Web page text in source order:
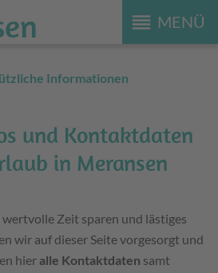
reorder MENÜ
Informationen
und Kontaktdaten
in Meransen
Zeit sparen und lästiges
wir auf dieser Seite vorgesorgt und
hier alle Kontaktdaten samt